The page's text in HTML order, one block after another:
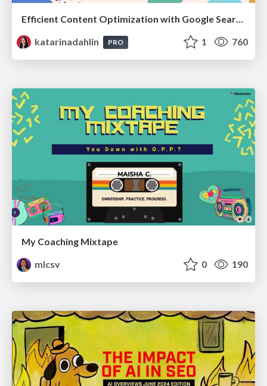
Efficient Content Optimization with Google Search Console & Apps Script
katarinadahlin
PRO 1 760
My Coaching Mixtape
mlcsv
0 190